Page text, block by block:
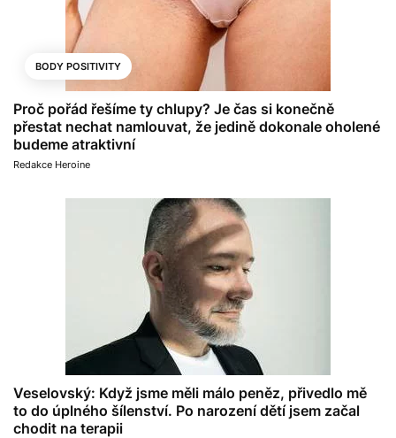
BODY POSITIVITY
Proč pořád řešíme ty chlupy? Je čas si konečně
přestat nechat namlouvat, že jedině dokonale oholené
budeme atraktivní
Redakce Heroine
Veselovský: Když jsme měli málo peněz, přivedlo mě
to do úplného šílenství. Po narození dětí jsem začal
chodit na terapii